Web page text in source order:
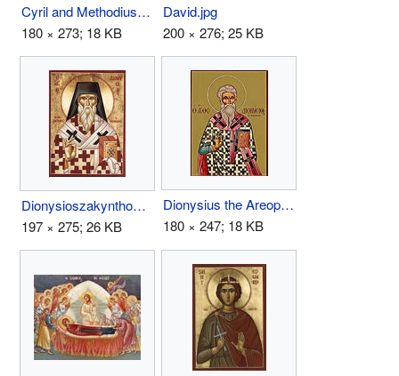
Cyril and Methodius.jpg
180 × 273; 18 KB
David.jpg
200 × 276; 25 KB
Dionysioszakynthos.jpg
197 × 275; 26 KB
Dionysius the Areopagite.jpg
180 × 247; 18 KB